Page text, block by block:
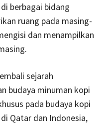
berbagai bidang
ruang pada masing-
dan menampilkan
sejarah
budaya minuman kopi
pada budaya kopi
Qatar dan Indonesia,